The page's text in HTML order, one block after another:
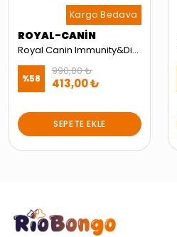
Kargo Bedava
ROYAL-CANİN
Royal Canin Immunity&Digestion Chews Bağışıklık ve Sindirim Sistemini Destekleyen Tamamlayıcı Ödül Maması 100g
%58
990,00 ₺
413,00 ₺
SEPETE EKLE